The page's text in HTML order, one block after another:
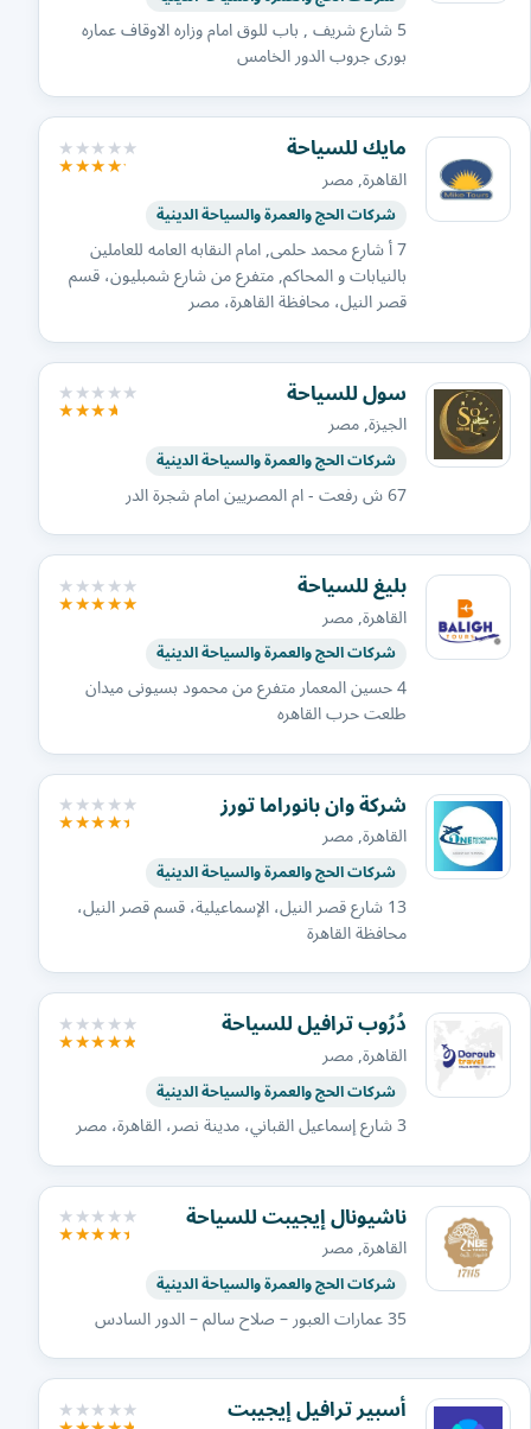
5 شارع شريف , باب للوق امام وزاره الاوقاف عماره
بورى جروب الدور الخامس
مايك للسياحة
القاهرة, مصر
شركات الحج والعمرة والسياحة الدينية
7 أ شارع محمد حلمى, امام النقابه العامه للعاملين
بالنيابات و المحاكم, متفرع من شارع شمبليون، قسم
قصر النيل، محافظة القاهرة‬، مصر
سول للسياحة
الجيزة, مصر
شركات الحج والعمرة والسياحة الدينية
67 ش رفعت - ام المصريين امام شجرة الدر
بليغ للسياحة
القاهرة, مصر
شركات الحج والعمرة والسياحة الدينية
4 حسين المعمار متفرع من محمود بسيونى ميدان
طلعت حرب القاهره
شركة وان بانوراما تورز
القاهرة, مصر
شركات الحج والعمرة والسياحة الدينية
13 شارع قصر النيل، الإسماعيلية، قسم قصر النيل،
محافظة القاهرة‬
دُرُوب ترافيل للسياحة
القاهرة, مصر
شركات الحج والعمرة والسياحة الدينية
3 شارع إسماعيل القباني، مدينة نصر، القاهرة، مصر
ناشيونال إيجيبت للسياحة
القاهرة, مصر
شركات الحج والعمرة والسياحة الدينية
35 عمارات العبور – صلاح سالم – الدور السادس
أسبير ترافيل إيجيبت